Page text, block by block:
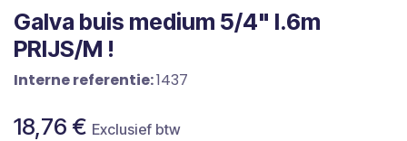
Galva buis medium 5/4" l.6m
PRIJS/M !
Interne referentie:1437
18,76 € Exclusief btw